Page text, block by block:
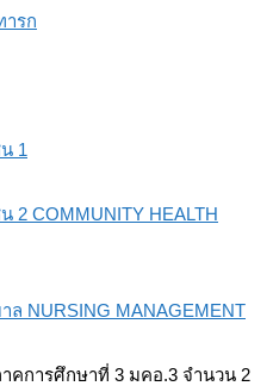
ารก
1
2 COMMUNITY HEALTH
ล NURSING MANAGEMENT
คการศึกษาที่ 3 มคอ.3 จำนวน 2